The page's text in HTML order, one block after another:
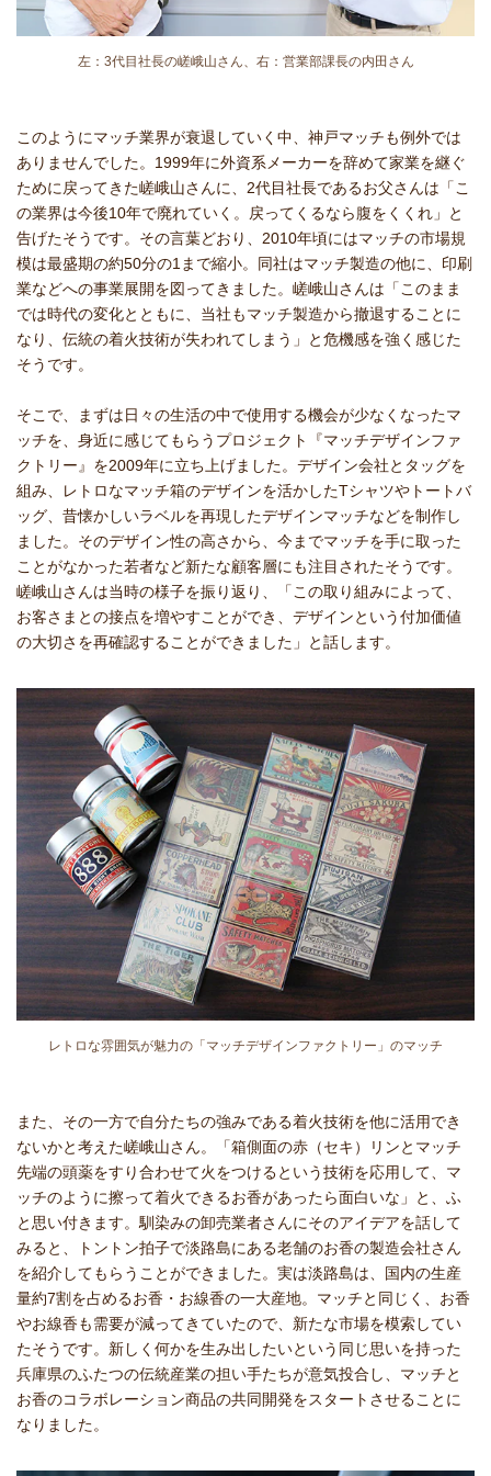
左：3代目社長の嵯峨山さん、右：営業部課長の内田さん
このようにマッチ業界が衰退していく中、神戸マッチも例外では
ありませんでした。1999年に外資系メーカーを辞めて家業を継ぐ
ために戻ってきた嵯峨山さんに、2代目社長であるお父さんは「こ
の業界は今後10年で廃れていく。戻ってくるなら腹をくくれ」と
告げたそうです。その言葉どおり、2010年頃にはマッチの市場規
模は最盛期の約50分の1まで縮小。同社はマッチ製造の他に、印刷
業などへの事業展開を図ってきました。嵯峨山さんは「このまま
では時代の変化とともに、当社もマッチ製造から撤退することに
なり、伝統の着火技術が失われてしまう」と危機感を強く感じた
そうです。
そこで、まずは日々の生活の中で使用する機会が少なくなったマ
ッチを、身近に感じてもらうプロジェクト『マッチデザインファ
クトリー』を2009年に立ち上げました。デザイン会社とタッグを
組み、レトロなマッチ箱のデザインを活かしたTシャツやトートバ
ッグ、昔懐かしいラベルを再現したデザインマッチなどを制作し
ました。そのデザイン性の高さから、今までマッチを手に取った
ことがなかった若者など新たな顧客層にも注目されたそうです。
嵯峨山さんは当時の様子を振り返り、「この取り組みによって、
お客さまとの接点を増やすことができ、デザインという付加価値
の大切さを再確認することができました」と話します。
レトロな雰囲気が魅力の「マッチデザインファクトリー」のマッチ
また、その一方で自分たちの強みである着火技術を他に活用でき
ないかと考えた嵯峨山さん。「箱側面の赤（セキ）リンとマッチ
先端の頭薬をすり合わせて火をつけるという技術を応用して、マ
ッチのように擦って着火できるお香があったら面白いな」と、ふ
と思い付きます。馴染みの卸売業者さんにそのアイデアを話して
みると、トントン拍子で淡路島にある老舗のお香の製造会社さん
を紹介してもらうことができました。実は淡路島は、国内の生産
量約7割を占めるお香・お線香の一大産地。マッチと同じく、お香
やお線香も需要が減ってきていたので、新たな市場を模索してい
たそうです。新しく何かを生み出したいという同じ思いを持った
兵庫県のふたつの伝統産業の担い手たちが意気投合し、マッチと
お香のコラボレーション商品の共同開発をスタートさせることに
なりました。